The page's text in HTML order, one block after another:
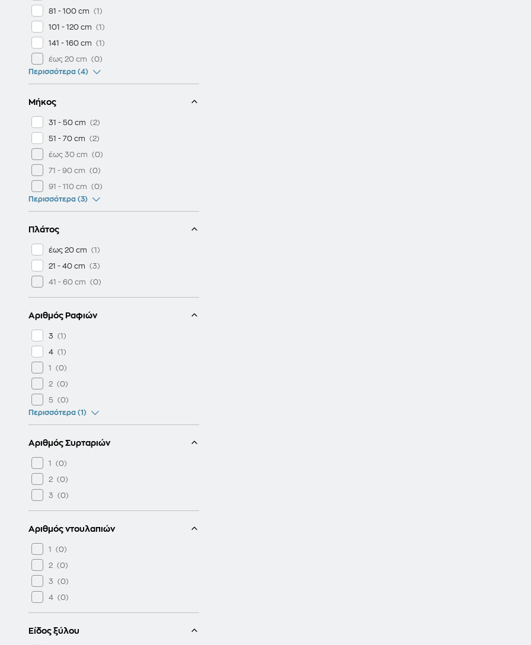
81 - 100 cm
101 - 120 cm
141 - 160 cm
έως 20 cm
Περισσότερα (4)
Μήκος
31 - 50 cm
51 - 70 cm
έως 30 cm
71 - 90 cm
91 - 110 cm
Περισσότερα (3)
Πλάτος
έως 20 cm
21 - 40 cm
41 - 60 cm
Αριθμός Ραφιών
3
4
1
2
5
Περισσότερα (1)
Αριθμός Συρταριών
1
2
3
Αριθμός ντουλαπιών
1
2
3
4
Είδος ξύλου